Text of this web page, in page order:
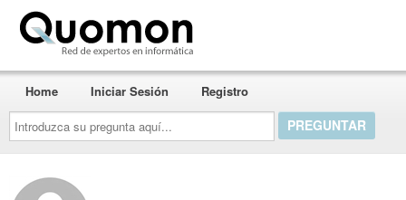
Introduzca
su
pregunta
aquí...
Home Iniciar Sesión Registro